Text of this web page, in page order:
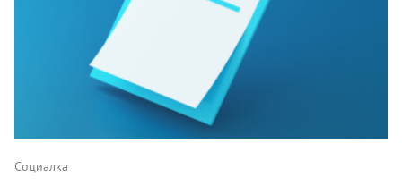
Написать
Социалка